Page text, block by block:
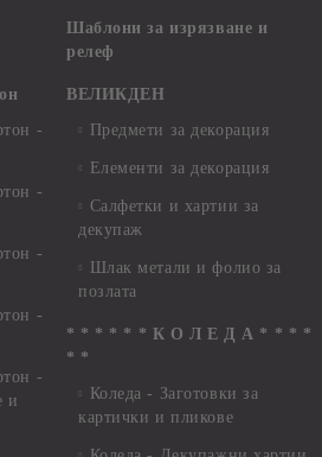
-
-
-
-
-
и
Шаблони за изрязване и
релеф
ВЕЛИКДЕН
Предмети за декорация
Елементи за декорация
Салфетки и хартии за
декупаж
Шлак метали и фолио за
позлата
* * * * * * К О Л Е Д А * * * *
* *
Коледа - Заготовки за
картички и пликове